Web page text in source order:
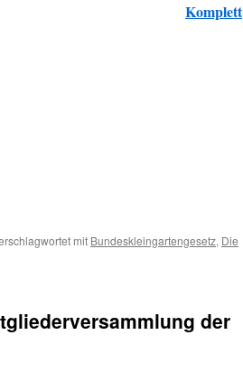
Komplett
mit Bundeskleingartengesetz, Die
der